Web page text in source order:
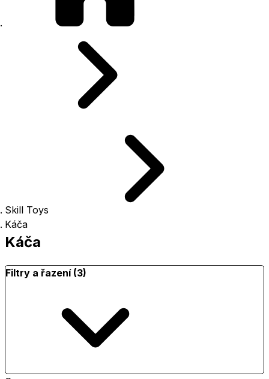
Skill Toys
Káča
Káča
Filtry a řazení (3)